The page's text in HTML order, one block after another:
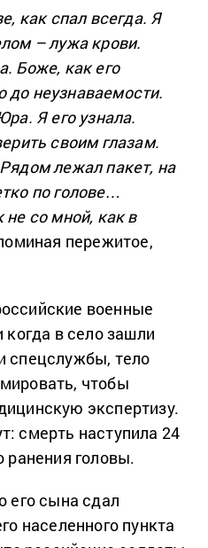
как спал всегда. Я
– лужа крови.
Боже, как его
неузнаваемости.
Я его узнала.
своим глазам.
лежал пакет, на
по голове…
со мной, как в
пережитое,
военные
когда в село зашли
спецслужбы, тело
чтобы
экспертизу.
смерть наступила 24
ранения головы.
его сына сдал
населенного пункта